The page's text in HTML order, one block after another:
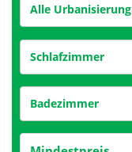
Alle Urbanisierung
Schlafzimmer
Badezimmer